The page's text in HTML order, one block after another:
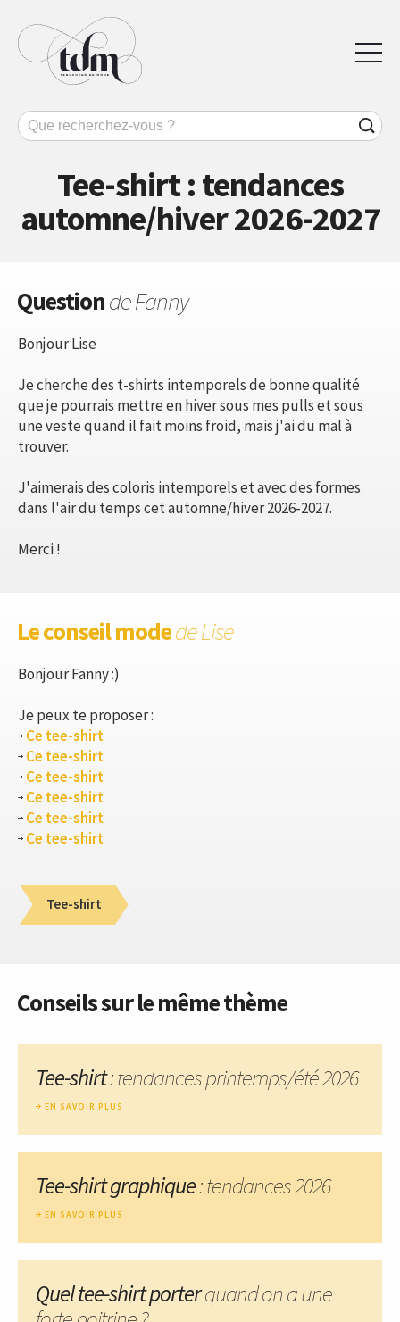
Tee-shirt : tendances
automne/hiver 2026-2027
Questionde Fanny
Bonjour Lise
Je cherche des t-shirts intemporels de bonne qualité
que je pourrais mettre en hiver sous mes pulls et sous
une veste quand il fait moins froid, mais j'ai du mal à
trouver.
J'aimerais des coloris intemporels et avec des formes
dans l'air du temps cet automne/hiver 2026-2027.
Merci !
Le conseil modede Lise
Bonjour Fanny :)
Je peux te proposer :
Ce tee-shirt
Ce tee-shirt
Ce tee-shirt
Ce tee-shirt
Ce tee-shirt
Ce tee-shirt
Tee-shirt
Conseils sur le même thème
Tee-shirt: tendances printemps/été 2026
EN SAVOIR PLUS
Tee-shirt graphique: tendances 2026
EN SAVOIR PLUS
Quel tee-shirt porterquand on a une